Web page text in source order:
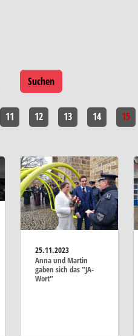
11 12 13 14 15
25.11.2023
Anna und Martin
gaben sich das "JA-
Wort"